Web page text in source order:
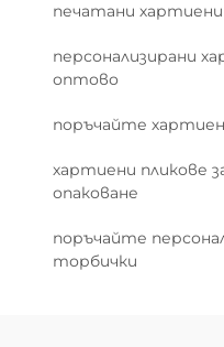
печатани
персонализирани
оптово
поръчайте
хартиени пликове
опаковане
поръчайте
торбички